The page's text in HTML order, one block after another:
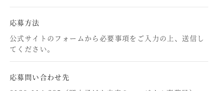
応募方法
公式サイトのフォームから必要事項をご入力の上、送信し
てください。
応募問い合わせ先